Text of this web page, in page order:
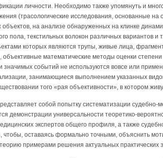
личности. Необходимо также упомянуть и
(трасологические исследования, основанные
на анализе обнаруженных на клинке
пола, текстильных волокон различных
которых являются трупы, живые лица,
объективные математические методы оценки
значимых событий не используются вовсе или
занимающиеся выполнением указанных
того «рая объективности», в котором
собой попытку систематизации
демонстрации универсальности теоретико-
экспертов общего профиля, а также
оставаясь формально точными, объяснить
примерами решения актуальных практических